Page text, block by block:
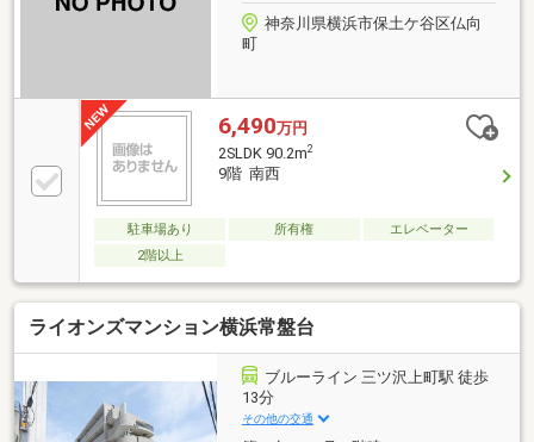
時間をゆったり過ごせます。【お問い合わせは【フリ
神奈川県横浜市保土ケ谷区仏向
町
6,490万円
2SLDK 90.2m2
9階 南西
駐車場あり 所有権
エレベーター
2階以上
ライオンズマンション横浜常盤台
ブルーライン 三ツ沢上町駅 徒歩
13分
その他の交通